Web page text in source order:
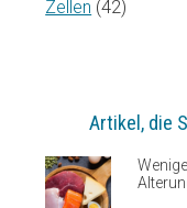
Zellen (42)
Artikel, die